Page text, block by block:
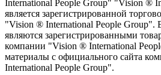
International People Group" "Vision ®
является зарегистрированной
"Vision ® International People Group".
являются зарегистрированными
компании "Vision ® International
материалы с официального сайта
International People Group".